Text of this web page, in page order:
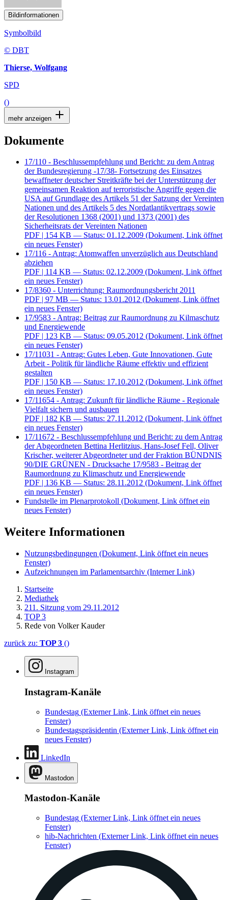
Bildinformationen
Symbolbild
© DBT
Thierse, Wolfgang
SPD
()
mehr anzeigen
Dokumente
17/110 - Beschlussempfehlung und Bericht: zu dem Antrag
der Bundesregierung -17/38- Fortsetzung des Einsatzes
bewaffneter deutscher Streitkräfte bei der Unterstützung der
gemeinsamen Reaktion auf terroristische Angriffe gegen die
USA auf Grundlage des Artikels 51 der Satzung der Vereinten
Nationen und des Artikels 5 des Nordatlantikvertrags sowie
der Resolutionen 1368 (2001) und 1373 (2001) des
Sicherheitsrats der Vereinten Nationen
PDF | 154 KB — Status: 01.12.2009 (Dokument, Link öffnet
ein neues Fenster)
17/116 - Antrag: Atomwaffen unverzüglich aus Deutschland
abziehen
PDF | 114 KB — Status: 02.12.2009 (Dokument, Link öffnet
ein neues Fenster)
17/8360 - Unterrichtung: Raumordnungsbericht 2011
PDF | 97 MB — Status: 13.01.2012 (Dokument, Link öffnet
ein neues Fenster)
17/9583 - Antrag: Beitrag zur Raumordnung zu Kilmaschutz
und Energiewende
PDF | 123 KB — Status: 09.05.2012 (Dokument, Link öffnet
ein neues Fenster)
17/11031 - Antrag: Gutes Leben, Gute Innovationen, Gute
Arbeit - Politik für ländliche Räume effektiv und effizient
gestalten
PDF | 150 KB — Status: 17.10.2012 (Dokument, Link öffnet
ein neues Fenster)
17/11654 - Antrag: Zukunft für ländliche Räume - Regionale
Vielfalt sichern und ausbauen
PDF | 182 KB — Status: 27.11.2012 (Dokument, Link öffnet
ein neues Fenster)
17/11672 - Beschlussempfehlung und Bericht: zu dem Antrag
der Abgeordneten Bettina Herlitzius, Hans-Josef Fell, Oliver
Krischer, weiterer Abgeordneter und der Fraktion BÜNDNIS
90/DIE GRÜNEN - Drucksache 17/9583 - Beitrag der
Raumordnung zu Klimaschutz und Energiewende
PDF | 136 KB — Status: 28.11.2012 (Dokument, Link öffnet
ein neues Fenster)
Fundstelle im Plenarprotokoll (Dokument, Link öffnet ein
neues Fenster)
Weitere Informationen
Nutzungsbedingungen (Dokument, Link öffnet ein neues
Fenster)
Aufzeichnungen im Parlamentsarchiv (Interner Link)
Startseite
Mediathek
211. Sitzung vom 29.11.2012
TOP 3
Rede von Volker Kauder
zurück zu: TOP 3 ()
Instagram
Instagram-Kanäle
Bundestag (Externer Link, Link öffnet ein neues
Fenster)
Bundestagspräsidentin (Externer Link, Link öffnet ein
neues Fenster)
LinkedIn
Mastodon
Mastodon-Kanäle
Bundestag (Externer Link, Link öffnet ein neues
Fenster)
hib-Nachrichten (Externer Link, Link öffnet ein neues
Fenster)